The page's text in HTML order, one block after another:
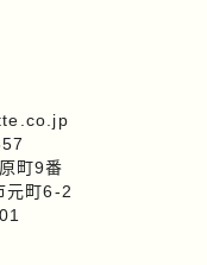
町9番
元町6-2